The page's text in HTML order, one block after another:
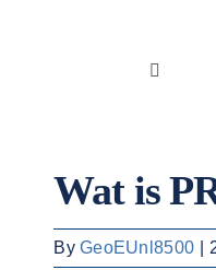
Wat is
ByGeoEUnl8500